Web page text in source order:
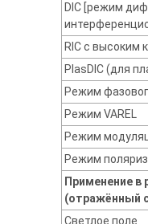
DIC [режим
RIC с высоким
PlasDIC (для
Режим
Режим VAREL
Режим
Режим
Применение в
(отражённый
Светлое поле